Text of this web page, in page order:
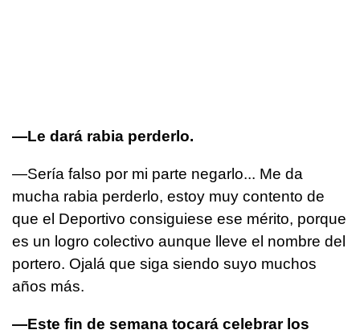
—Le dará rabia perderlo.
—Sería falso por mi parte negarlo... Me da
mucha rabia perderlo, estoy muy contento de
que el Deportivo consiguiese ese mérito, porque
es un logro colectivo aunque lleve el nombre del
portero. Ojalá que siga siendo suyo muchos
años más.
—Este fin de semana tocará celebrar los